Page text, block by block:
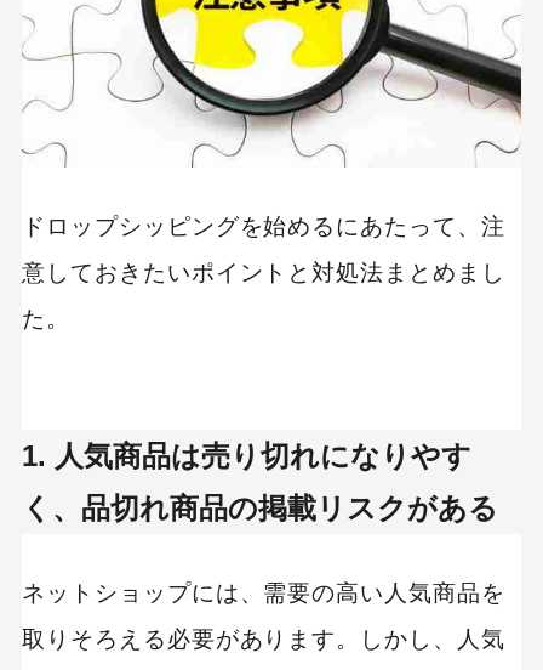
ドロップシッピングを始めるにあたって、注
意しておきたいポイントと対処法まとめまし
た。
1. 人気商品は売り切れになりやす
く、品切れ商品の掲載リスクがある
ネットショップには、需要の高い人気商品を
取りそろえる必要があります。しかし、人気